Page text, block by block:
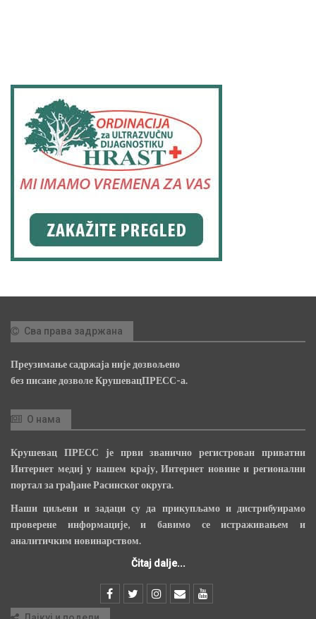
Сва права задржана
Преузимање садржаја није дозвољено
без писане дозволе КрушевацПРЕСС-а.
О нама
Крушевац ПРЕСС је први званично регистрован приватни
Интернет медиј у нашем крају, Интернет новине и регионални
портал за грађане Расинског округа.
Наши циљеви и задаци су да прикупљамо и дистрибуирамо
проверене информације, и бавимо се истраживањем и
аналитичким новинарством.
Čitaj dalje...